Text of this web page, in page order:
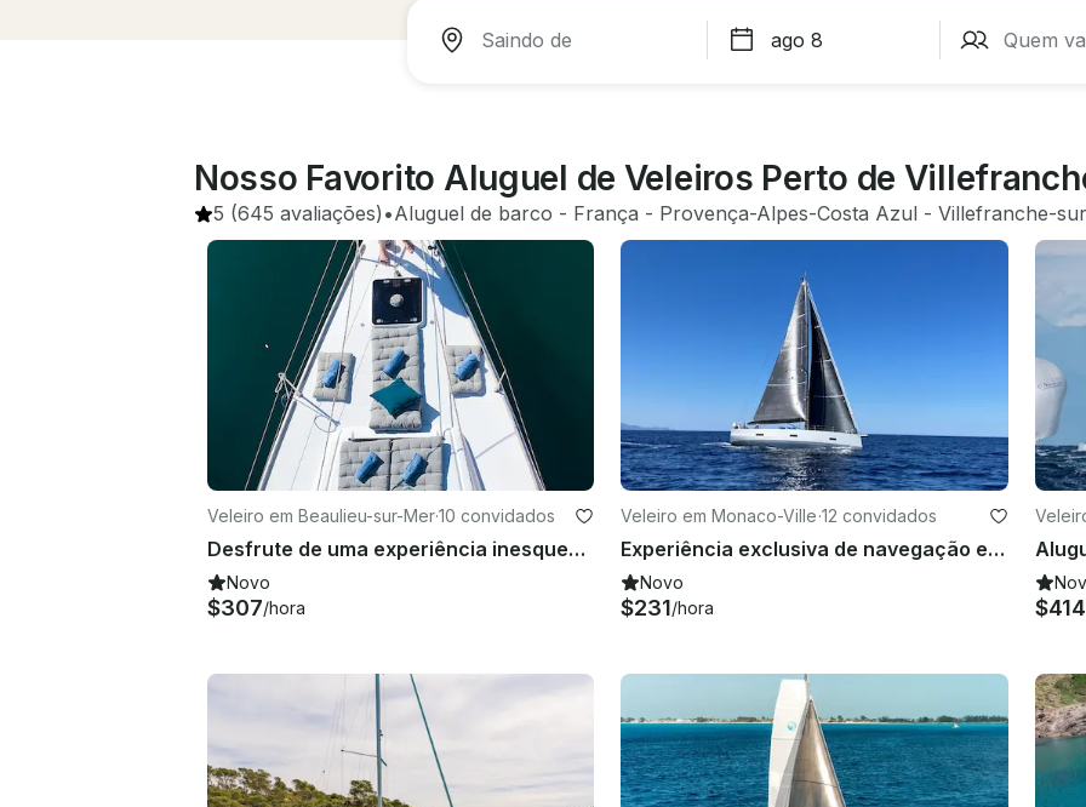
Nosso Favorito Aluguel de Veleiros Perto de
5 (645 avaliações) •Aluguel de barco - França - Provença-Alpes-Costa Azul - Villefranche-
Veleiro em Beaulieu-sur-Mer·10 convidados
Desfrute de uma experiência inesquecível a bordo de nosso excepcional veleiro privatizado
Novo
$307/hora
Veleiro em Monaco-Ville·12 convidados
Experiência exclusiva de navegação em Mônaco em um luxuoso Solaris 50
Novo
$231/hora